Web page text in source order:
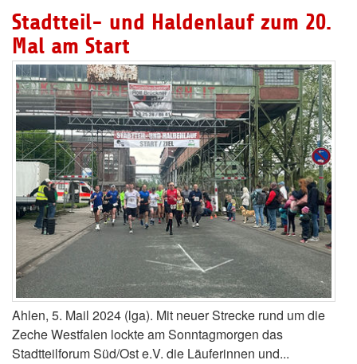
Stadtteil- und Haldenlauf zum 20.
Mal am Start
Ahlen, 5. Mail 2024 (lga). Mit neuer Strecke rund um die
Zeche Westfalen lockte am Sonntagmorgen das
Stadtteilforum Süd/Ost e.V. die Läuferinnen und...